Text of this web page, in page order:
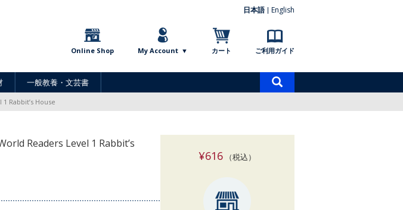
日本語 English
Online Shop My Account カート ご利用ガイド
一般教養・文芸書
索
Rabbit’s House
Readers Level 1 Rabbit’s
¥616 （税込）